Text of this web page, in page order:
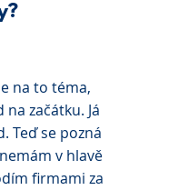
na to téma,
začátku. Já
Teď se pozná
v hlavě
firmami za